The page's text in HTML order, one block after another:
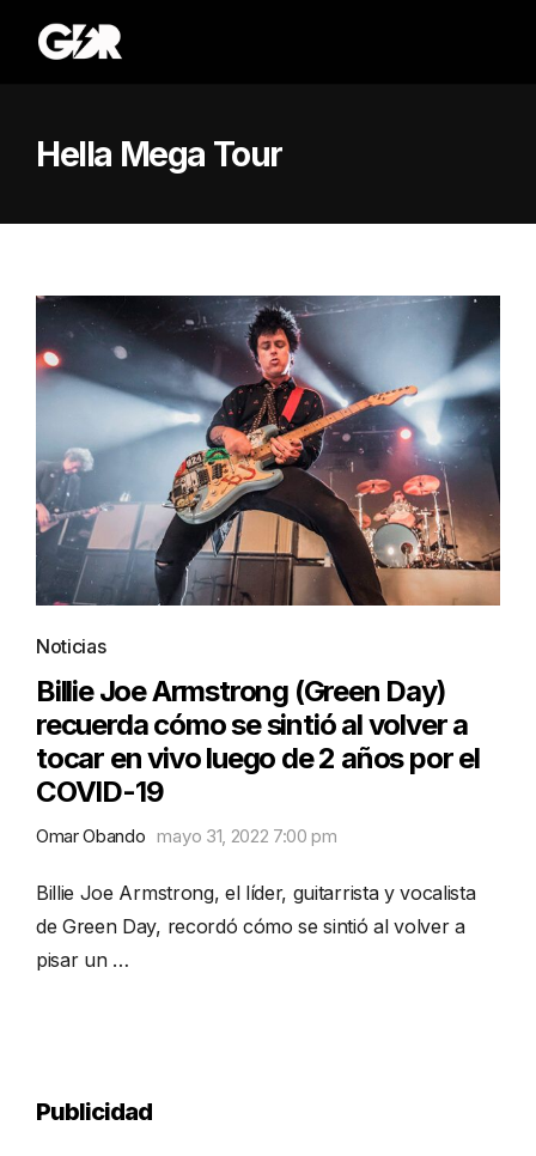
Hella Mega Tour
Noticias
Billie Joe Armstrong (Green Day)
recuerda cómo se sintió al volver a
tocar en vivo luego de 2 años por el
COVID-19
Omar Obando mayo 31, 2022 7:00 pm
Billie Joe Armstrong, el líder, guitarrista y vocalista
de Green Day, recordó cómo se sintió al volver a
pisar un …
Publicidad